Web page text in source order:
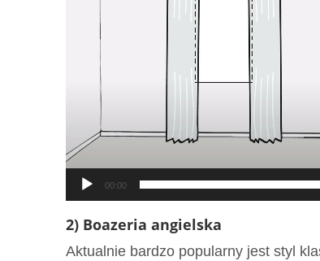
00:00
2) Boazeria angielska
Aktualnie bardzo popularny jest styl